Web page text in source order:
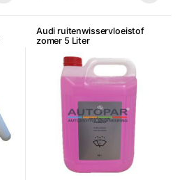
Audi ruitenwisservloeistof
zomer 5 Liter